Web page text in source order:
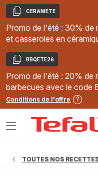
Copier
CERAMETE
Promo de l'été : 30% de
et casseroles en
Copier
BBQETE26
Promo de l'été : 20% de
barbecues avec le code
Conditions de l'offre
Ouvrir
TOUTES NOS